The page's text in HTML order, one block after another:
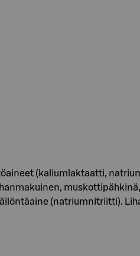
(kaliumlaktaatti,
(natriumnitriitti).